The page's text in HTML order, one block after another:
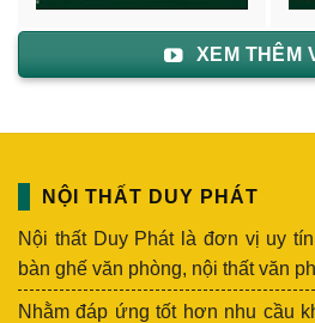
XEM THÊM
NỘI THẤT DUY PHÁT
Nội thất Duy Phát là đơn vị uy
bàn ghế văn phòng, nội thất văn
Nhằm đáp ứng tốt hơn nhu cầu